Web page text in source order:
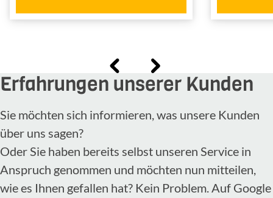
Erfahrungen unserer Kunden
Sie möchten sich informieren, was unsere Kunden
über uns sagen?
Oder Sie haben bereits selbst unseren Service in
Anspruch genommen und möchten nun mitteilen,
wie es Ihnen gefallen hat? Kein Problem. Auf Google